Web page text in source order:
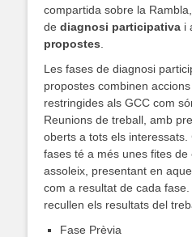
compartida sobre la
de diagnosi participativa i
propostes
Les fases de diagnosi
propostes combinen
restringides als GCC com
Reunions de treball, amb
oberts a tots els interessats.
fases té a més unes fites
assoleix, presentant en
com a resultat de cada
recullen els resultats del
Fase Prèvia